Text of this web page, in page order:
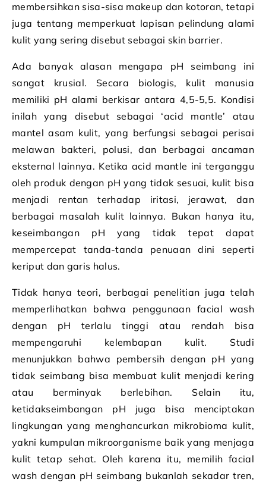
membersihkan sisa-sisa makeup dan kotoran, tetapi
juga tentang memperkuat lapisan pelindung alami
kulit yang sering disebut sebagai skin barrier.
Ada banyak alasan mengapa pH seimbang ini
sangat krusial. Secara biologis, kulit manusia
memiliki pH alami berkisar antara 4,5-5,5. Kondisi
inilah yang disebut sebagai ‘acid mantle’ atau
mantel asam kulit, yang berfungsi sebagai perisai
melawan bakteri, polusi, dan berbagai ancaman
eksternal lainnya. Ketika acid mantle ini terganggu
oleh produk dengan pH yang tidak sesuai, kulit bisa
menjadi rentan terhadap iritasi, jerawat, dan
berbagai masalah kulit lainnya. Bukan hanya itu,
keseimbangan pH yang tidak tepat dapat
mempercepat tanda-tanda penuaan dini seperti
keriput dan garis halus.
Tidak hanya teori, berbagai penelitian juga telah
memperlihatkan bahwa penggunaan facial wash
dengan pH terlalu tinggi atau rendah bisa
mempengaruhi kelembapan kulit. Studi
menunjukkan bahwa pembersih dengan pH yang
tidak seimbang bisa membuat kulit menjadi kering
atau berminyak berlebihan. Selain itu,
ketidakseimbangan pH juga bisa menciptakan
lingkungan yang menghancurkan mikrobioma kulit,
yakni kumpulan mikroorganisme baik yang menjaga
kulit tetap sehat. Oleh karena itu, memilih facial
wash dengan pH seimbang bukanlah sekadar tren,